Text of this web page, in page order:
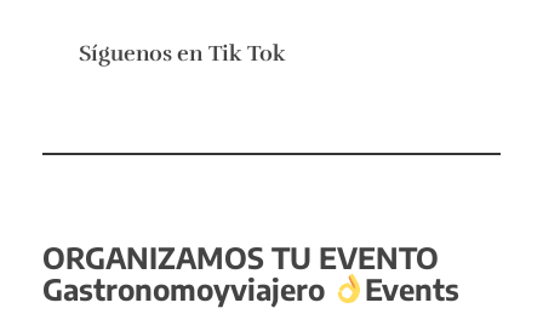
Síguenos en Tik Tok
ORGANIZAMOS TU EVENTO
Gastronomoyviajero
Events